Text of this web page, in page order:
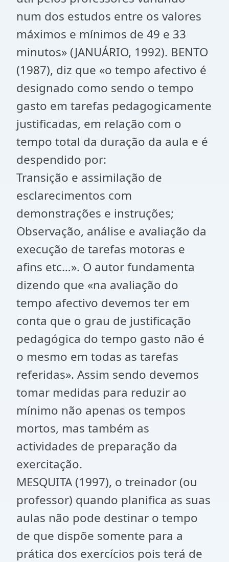
num dos estudos entre os valores
máximos e mínimos de 49 e 33
minutos» (JANUÁRIO, 1992). BENTO
(1987), diz que «o tempo afectivo é
designado como sendo o tempo
gasto em tarefas pedagogicamente
justificadas, em relação com o
tempo total da duração da aula e é
despendido por:
Transição e assimilação de
esclarecimentos com
demonstrações e instruções;
Observação, análise e avaliação da
execução de tarefas motoras e
afins etc…». O autor fundamenta
dizendo que «na avaliação do
tempo afectivo devemos ter em
conta que o grau de justificação
pedagógica do tempo gasto não é
o mesmo em todas as tarefas
referidas». Assim sendo devemos
tomar medidas para reduzir ao
mínimo não apenas os tempos
mortos, mas também as
actividades de preparação da
exercitação.
MESQUITA (1997), o treinador (ou
professor) quando planifica as suas
aulas não pode destinar o tempo
de que dispõe somente para a
prática dos exercícios pois terá de